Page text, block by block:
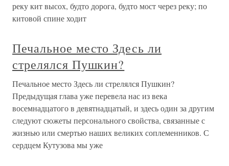
реку кит высох, будто дорога, будто мост через реку; по
китовой спине ходит
Печальное место Здесь ли
стрелялся Пушкин?
Печальное место Здесь ли стрелялся Пушкин?
Предыдущая глава уже перевела нас из века
восемнадцатого в девятнадцатый, и здесь один за другим
следуют сюжеты персонального свойства, связанные с
жизнью или смертью наших великих соплеменников. С
сердцем Кутузова мы уже